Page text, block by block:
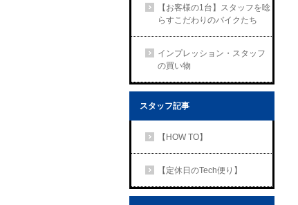
【お客様の1台】スタッフを唸
らすこだわりのバイクたち
インプレッション・スタッフ
の買い物
スタッフ記事
【HOW TO】
【定休日のTech便り】